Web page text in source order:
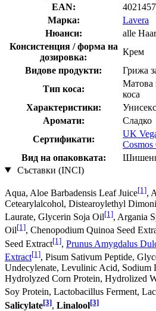
EAN:
Марка:
Lavera
Нюанси:
alle
Консистенция / форма на
дозировка:
Крем
Видове продукти:
Грижа
Тип коса:
Матова
коса
Характеристики:
Аромати:
Сладко
Сертификати:
UK
Cosmos
Вид на опаковката:
Съставки (INCI)
Aqua, Aloe Barbadensis Leaf Juice[1],
Cetearylalcohol, Distearoylethyl
Laurate, Glycerin Soja Oil[1], Argania
Oil[1], Chenopodium Quinoa Seed
Seed Extract[1], Prunus Amygdalus
Extract[1], Pisum Sativum Peptide,
Undecylenate, Levulinic Acid, Sodium
Hydrolyzed Corn Protein, Hydrolized
Soy Protein, Lactobacillus Ferment,
Salicylate[3], Linalool[3]